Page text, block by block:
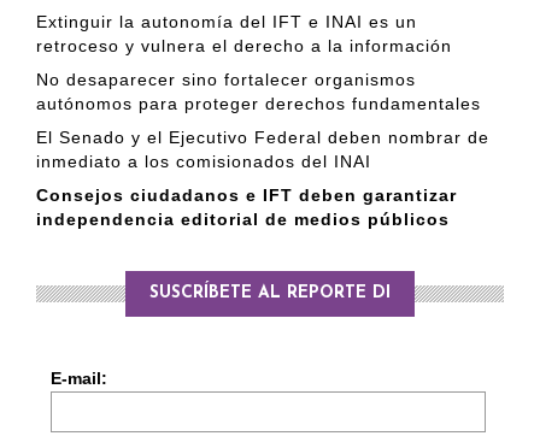
Extinguir la autonomía del IFT e INAI es un
retroceso y vulnera el derecho a la información
No desaparecer sino fortalecer organismos
autónomos para proteger derechos fundamentales
El Senado y el Ejecutivo Federal deben nombrar de
inmediato a los comisionados del INAI
Consejos ciudadanos e IFT deben garantizar
independencia editorial de medios públicos
SUSCRÍBETE AL REPORTE DI
E-mail: